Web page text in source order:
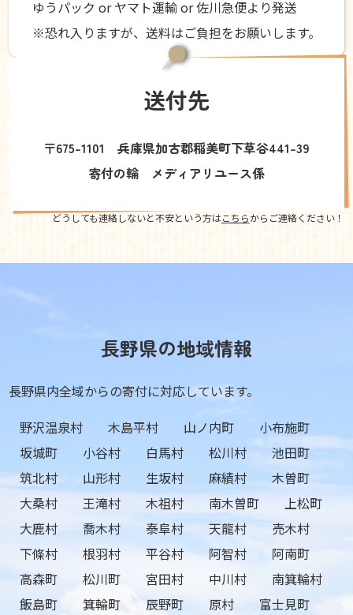
ゆうパック or ヤマト運輸 or 佐川急便より発送
※恐れ入りますが、送料はご負担をお願いします。
送付先
〒675-1101 兵庫県加古郡稲美町下草谷441-39
寄付の輪 メディアリユース係
どうしても連絡しないと不安という方はこちらからご連絡ください！
長野県の地域情報
長野県内全域からの寄付に対応しています。
野沢温泉村
木島平村 山ノ内町
小布施町
坂城町
小谷村 白馬村 松川村
池田町
筑北村
山形村 生坂村 麻績村
木曽町
大桑村
王滝村 木祖村 南木曽町
上松町
大鹿村
喬木村 泰阜村 天龍村
売木村
下條村
根羽村 平谷村 阿智村
阿南町
高森町
松川町 宮田村 中川村
南箕輪村
飯島町
箕輪町 辰野町 原村
富士見町